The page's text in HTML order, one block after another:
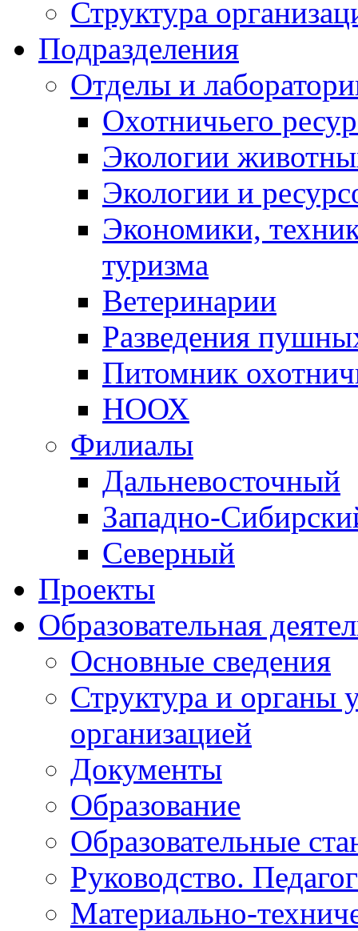
Структура
Подразделения
Отделы и
Охотничьего
Экологии
Экологии и
Экономики,
туризма
Ветеринарии
Разведения
Питомник
НООХ
Филиалы
Дальневосточный
Западно-
Северный
Проекты
Образовательная
Основные сведения
Структура и органы
организацией
Документы
Образование
Образовательные
Руководство.
Материально-